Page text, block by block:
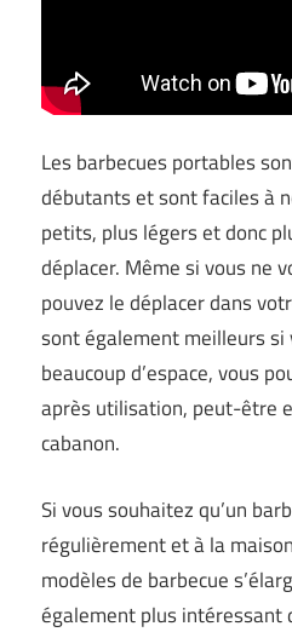
Les barbecues portables
débutants et sont faciles à
petits, plus légers et donc
déplacer. Même si vous ne
pouvez le déplacer dans
sont également meilleurs si
beaucoup d’espace, vous
après utilisation, peut-être
cabanon.
Si vous souhaitez qu’un
régulièrement et à la
modèles de barbecue
également plus intéressant